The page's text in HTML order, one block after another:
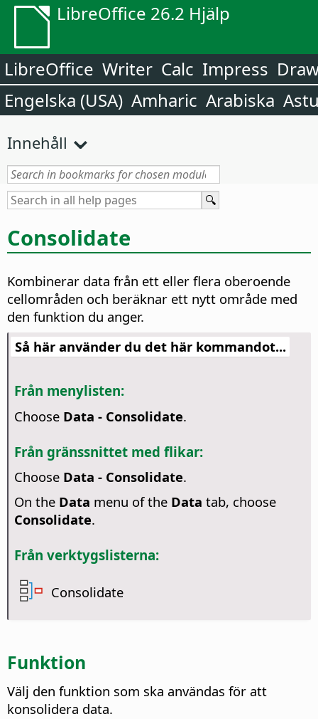
LibreOffice 26.2 Hjälp
LibreOffice Writer Calc Impress
Engelska (USA) Amharic Arabiska
Innehåll
Consolidate
Kombinerar data från ett eller flera oberoende
cellområden och beräknar ett nytt område med
den funktion du anger.
Så här använder du det här kommandot...
Från menylisten:
Choose Data - Consolidate.
Från gränssnittet med flikar:
Choose Data - Consolidate.
On the Data menu of the Data tab, choose
Consolidate.
Från verktygslisterna:
Consolidate
Funktion
Välj den funktion som ska användas för att
konsolidera data.